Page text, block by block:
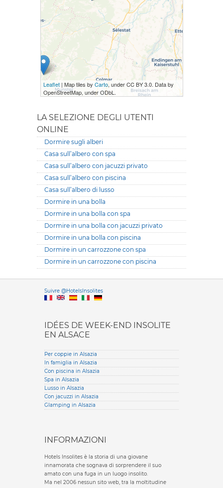
Leaflet| Map tiles by Carto, under CC BY 3.0. Data by
OpenStreetMap, under ODbL.
LA SELEZIONE DEGLI UTENTI
ONLINE
Dormire sugli alberi
Casa sull’albero con spa
Casa sull’albero con jacuzzi privato
Casa sull’albero con piscina
Casa sull’albero di lusso
Dormire in una bolla
Dormire in una bolla con spa
Dormire in una bolla con jacuzzi privato
Dormire in una bolla con piscina
Dormire in un carrozzone con spa
Dormire in un carrozzone con piscina
Suivre @HotelsInsolitesVersione
IDÉES DE WEEK-END INSOLITE
EN ALSACE
Per coppie in Alsazia
In famiglia in Alsazia
Con piscina in Alsazia
Spa in Alsazia
Lusso in Alsazia
Con jacuzzi in Alsazia
Glamping in Alsazia
INFORMAZIONI
Hotels Insolites è la storia di una giovane
innamorata che sognava di sorprendere il suo
amato con una fuga in un luogo insolito.
Ma nel 2006 nessun sito web, tra la moltitudine